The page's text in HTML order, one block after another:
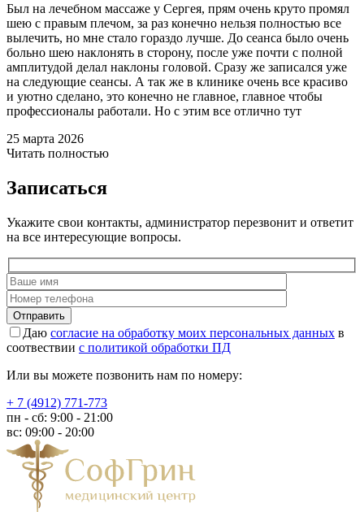
Был на лечебном массаже у Сергея, прям очень круто промял
шею с правым плечом, за раз конечно нельзя полностью все
вылечить, но мне стало гораздо лучше. До сеанса было очень
больно шею наклонять в сторону, после уже почти с полной
амплитудой делал наклоны головой. Сразу же записался уже
на следующие сеансы. А так же в клинике очень все красиво
и уютно сделано, это конечно не главное, главное чтобы
профессионалы работали. Но с этим все отлично тут
25 марта 2026
Читать полностью
Записаться
Укажите свои контакты, администратор перезвонит и ответит
на все интересующие вопросы.
Отправить
Даю согласие на обработку моих персональных данных в
соотвествии с политикой обработки ПД
Или вы можете позвонить нам по номеру:
+ 7 (4912) 771-773
пн - сб: 9:00 - 21:00
вс: 09:00 - 20:00